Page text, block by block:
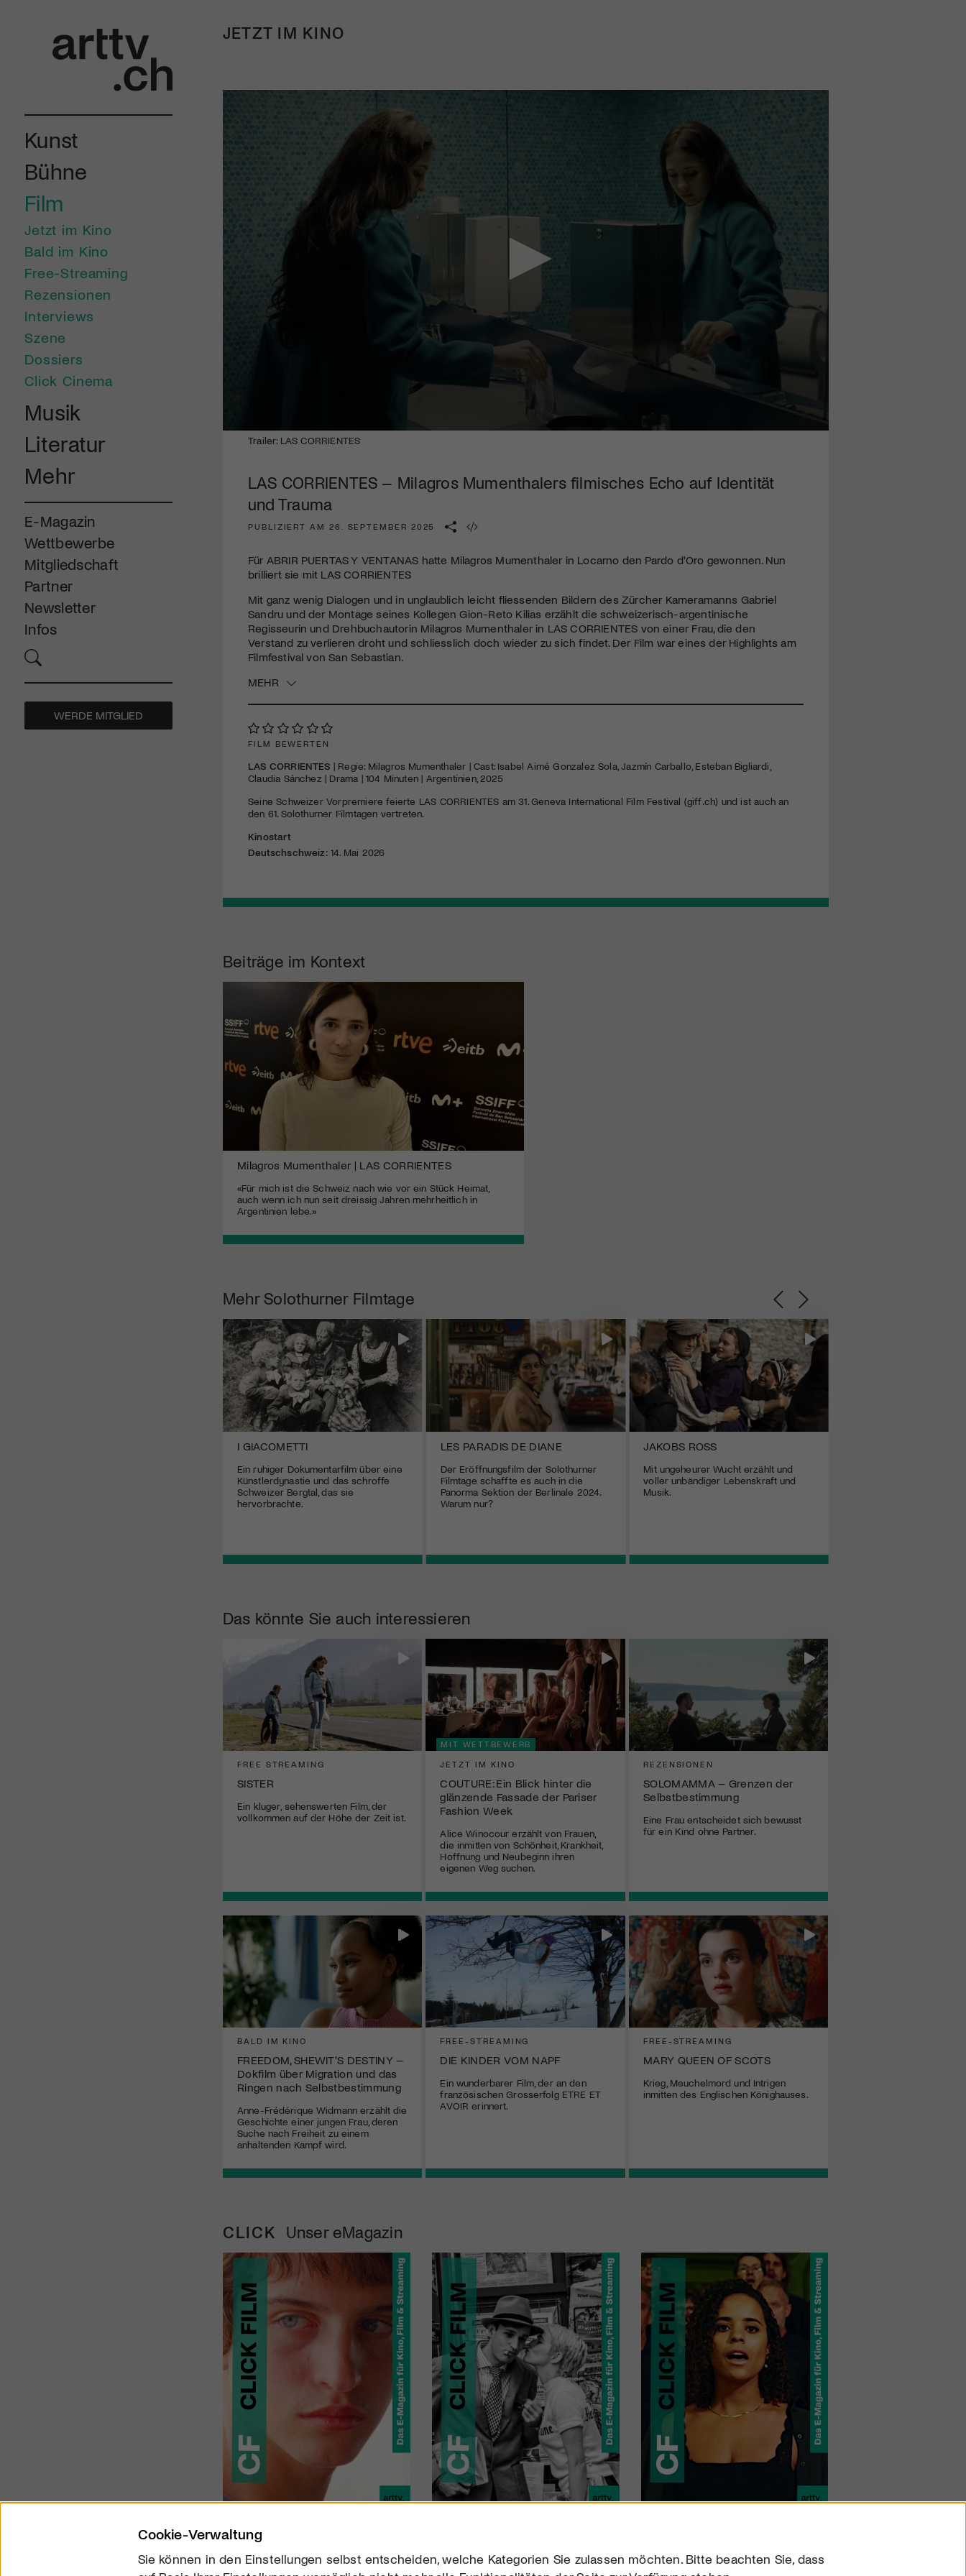
Kunst
Bühne
Film
Jetzt im Kino
Bald im Kino
Free-Streaming
Rezensionen
Interviews
Szene
Dossiers
Click Cinema
Musik
Literatur
Mehr
E-Magazin
Wettbewerbe
Mitgliedschaft
Partner
Newsletter
Infos
WERDE MITGLIED
JETZT IM KINO
seconds
minute,
secondsVolume
Trailer: LAS CORRIENTES
LAS CORRIENTES – Milagros Mumenthalers filmisches Echo auf Identität
und Trauma
PUBLIZIERT AM 26. SEPTEMBER 2025
Für ABRIR PUERTAS Y VENTANAS hatte Milagros Mumenthaler in Locarno den Pardo d'Oro gewonnen. Nun
brilliert sie mit LAS CORRIENTES
Mit ganz wenig Dialogen und in unglaublich leicht fliessenden Bildern des Zürcher Kameramanns Gabriel
Sandru und der Montage seines Kollegen Gion-Reto Kilias erzählt die schweizerisch-argentinische
Regisseurin und Drehbuchautorin Milagros Mumenthaler in LAS CORRIENTES von einer Frau, die den
Verstand zu verlieren droht und schliesslich doch wieder zu sich findet. Der Film war eines der Highlights am
Filmfestival von San Sebastian.
MEHR
FILM BEWERTEN
LAS CORRIENTES | Regie: Milagros Mumenthaler | Cast: Isabel Aimé Gonzalez Sola, Jazmín Carballo, Esteban Bigliardi,
Claudia Sánchez | Drama | 104 Minuten | Argentinien, 2025
Seine Schweizer Vorpremiere feierte LAS CORRIENTES am 31. Geneva International Film Festival (giff.ch) und ist auch an
den 61. Solothurner Filmtagen vertreten.
Kinostart
Deutschschweiz:14. Mai 2026
Beiträge im Kontext
Milagros Mumenthaler | LAS CORRIENTES
«Für mich ist die Schweiz nach wie vor ein Stück Heimat,
auch wenn ich nun seit dreissig Jahren mehrheitlich in
Argentinien lebe.»
MehrSolothurner Filmtage
I GIACOMETTI
Ein ruhiger Dokumentarfilm über eine
Künstlerdynastie und das schroffe
Schweizer Bergtal, das sie
hervorbrachte.
LES PARADIS DE DIANE
Der Eröffnungsfilm der Solothurner
Filmtage schaffte es auch in die
Panorma Sektion der Berlinale 2024.
Warum nur?
JAKOBS ROSS
Mit ungeheurer Wucht erzählt und
voller unbändiger Lebenskraft und
Musik.
Das könnte Sie auch interessieren
FREE STREAMING
SISTER
Ein kluger, sehenswerten Film, der
vollkommen auf der Höhe der Zeit ist.
MIT WETTBEWERB
JETZT IM KINO
COUTURE: Ein Blick hinter die
glänzende Fassade der Pariser
Fashion Week
Alice Winocour erzählt von Frauen,
die inmitten von Schönheit, Krankheit,
Hoffnung und Neubeginn ihren
eigenen Weg suchen.
REZENSIONEN
SOLOMAMMA – Grenzen der
Selbstbestimmung
Eine Frau entscheidet sich bewusst
für ein Kind ohne Partner.
BALD IM KINO
FREEDOM, SHEWIT'S DESTINY –
Dokfilm über Migration und das
Ringen nach Selbstbestimmung
Anne-Frédérique Widmann erzählt die
Geschichte einer jungen Frau, deren
Suche nach Freiheit zu einem
anhaltenden Kampf wird.
FREE-STREAMING
DIE KINDER VOM NAPF
Ein wunderbarer Film, der an den
französischen Grosserfolg ETRE ET
AVOIR erinnert.
FREE-STREAMING
MARY QUEEN OF SCOTS
Krieg, Meuchelmord und Intrigen
inmitten des Englischen Könighauses.
CLICK Unser eMagazin
Engagiere dich als Kulturliebhaber:in, Kulturschaffende(r) oder
Kulturinstitution und unterstütze unsere Arbeit.
Mit deiner Mitgliedschaft erhältst du kostenlosen Zugang zu
Cookie-Verwaltung
Sie können in den Einstellungen selbst entscheiden, welche Kategorien Sie zulassen möchten. Bitte beachten Sie, dass